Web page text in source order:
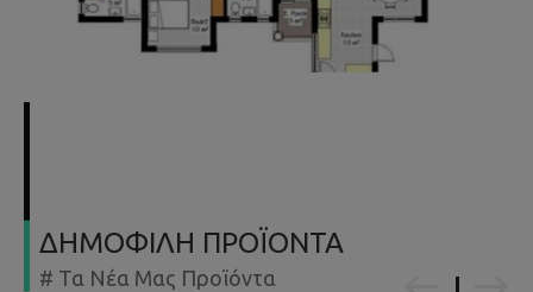
ΔΗΜΟΦΙΛΗ ΠΡΟΪΟΝΤΑ
# Τα Νέα Μας Προϊόντα